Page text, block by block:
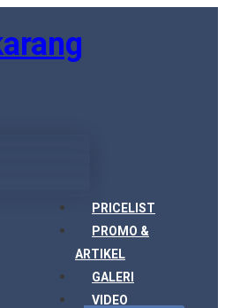
PRICELIST
PROMO &
ARTIKEL
GALERI
VIDEO